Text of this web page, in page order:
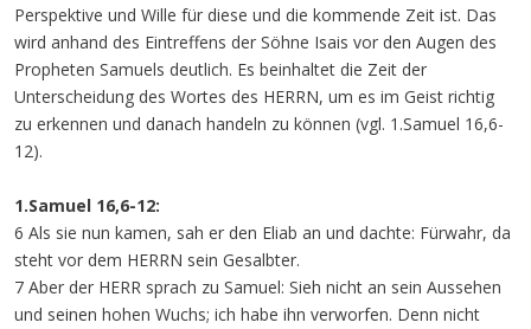
Perspektive und Wille für diese und die kommende Zeit ist. Das
wird anhand des Eintreffens der Söhne Isais vor den Augen des
Propheten Samuels deutlich. Es beinhaltet die Zeit der
Unterscheidung des Wortes des HERRN, um es im Geist richtig
zu erkennen und danach handeln zu können (vgl. 1.Samuel 16,6-
12).
1.Samuel 16,6-12:
6 Als sie nun kamen, sah er den Eliab an und dachte: Fürwahr, da
steht vor dem HERRN sein Gesalbter.
7 Aber der HERR sprach zu Samuel: Sieh nicht an sein Aussehen
und seinen hohen Wuchs; ich habe ihn verworfen. Denn nicht